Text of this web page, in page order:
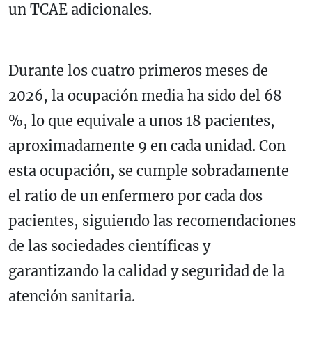
un TCAE adicionales.
Durante los cuatro primeros meses de
2026, la ocupación media ha sido del 68
%, lo que equivale a unos 18 pacientes,
aproximadamente 9 en cada unidad. Con
esta ocupación, se cumple sobradamente
el ratio de un enfermero por cada dos
pacientes, siguiendo las recomendaciones
de las sociedades científicas y
garantizando la calidad y seguridad de la
atención sanitaria.